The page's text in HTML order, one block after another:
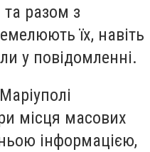
разом з
їх, навіть
у повідомленні.
місця масових
інформацією,